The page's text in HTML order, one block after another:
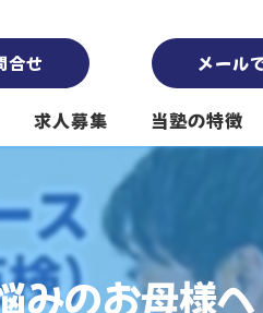
せ メール
タッフ
舎スタッフ
タッフ
求人募集 当塾の特徴
英会話
保育園
みのお母様